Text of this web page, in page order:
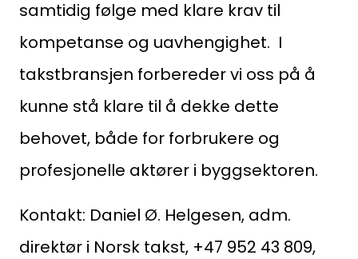
Pb. 1516 Vika, 0117 OSLO
Organisasjonsnummer:
956 955 211
samtidig følge med klare krav til
kompetanse og uavhengighet. I
takstbransjen forbereder vi oss på å
kunne stå klare til å dekke dette
behovet, både for forbrukere og
profesjonelle aktører i byggsektoren.
Kontakt: Daniel Ø. Helgesen, adm.
direktør i Norsk takst, +47 952 43 809,